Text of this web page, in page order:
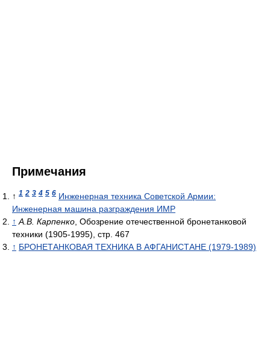
Примечания
↑ 1 2 3 4 5 6 Инженерная техника Советской Армии:
Инженерная машина разграждения ИМР
↑ А.В. Карпенко , Обозрение отечественной бронетанковой
техники (1905-1995), стр. 467
↑ БРОНЕТАНКОВАЯ ТЕХНИКА В АФГАНИСТАНЕ (1979-1989)